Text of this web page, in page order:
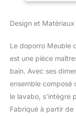
Design et Matériaux
Le doporro Meuble
est une pièce
bain. Avec ses
ensemble composé
le lavabo, s’intègre
Fabriqué à partir